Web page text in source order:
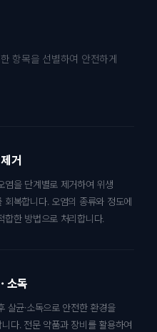
항목을 선별하여 안전하게
거
염을 단계별로 제거하여 위생
회복합니다. 오염의 종류와 정도에
합한 방법으로 처리합니다.
소독
살균·소독으로 안전한 환경을
니다. 전문 약품과 장비를 활용하여